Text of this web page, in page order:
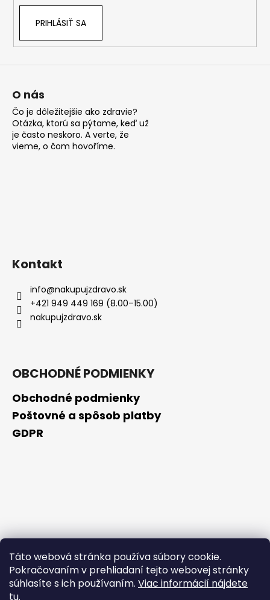
Táto webová stránka používa súbory cookie.
Pokračovaním v prehliadaní tejto webovej stránky
súhlasíte s ich používaním. Viac informácií nájdete
tu.
ý
p
u
PRIHLÁSIŤ SA
O nás
Čo je dôležitejšie ako zdravie?
Otázka, ktorú sa pýtame, keď už
je často neskoro. A verte, že
vieme, o čom hovoříme.
Kontakt
info@nakupujzdravo.sk
+421 949 449 169 (8.00–15.00)
nakupujzdravo.sk
OBCHODNÉ PODMIENKY
Obchodné podmienky
Poštovné a spôsob platby
GDPR